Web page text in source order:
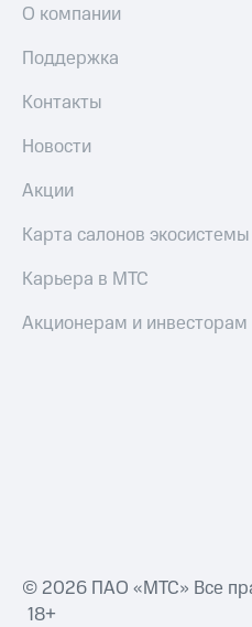
скидки
Все
О компании
Поддержка
Контакты
Новости
Акции
Карта салонов
Карьера в МТС
Акционерам и инвесторам
© 2026 ПАО «МТС» Все
18+